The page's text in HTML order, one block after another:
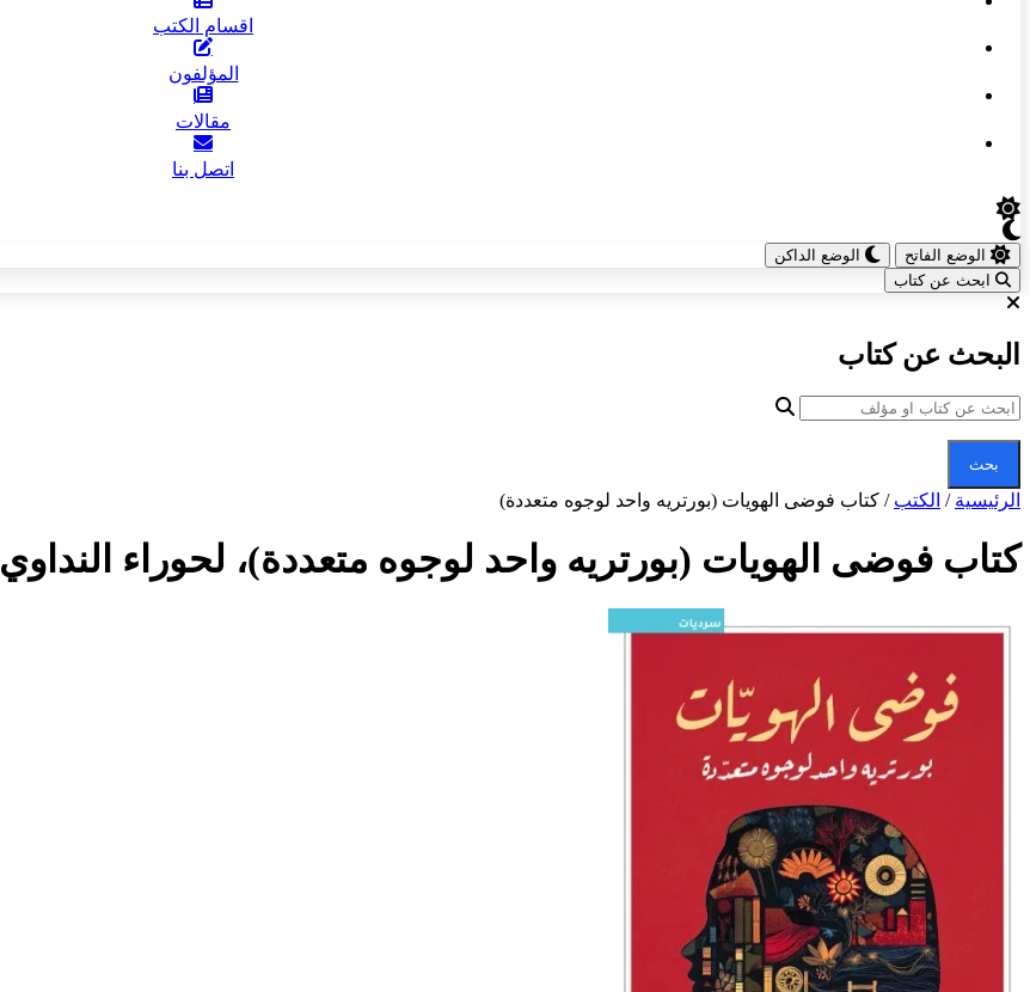
اقسام الكتب
المؤلفون
مقالات
اتصل بنا
الوضع الفاتح
الوضع الداكن
ابحث عن كتاب
البحث عن كتاب
بحث
الرئيسية / الكتب / كتاب فوضى الهويات (بورتريه واحد لوجوه متعددة)
كتاب فوضى الهويات (بورتريه واحد لوجوه متعددة)، لحوراء النداوي